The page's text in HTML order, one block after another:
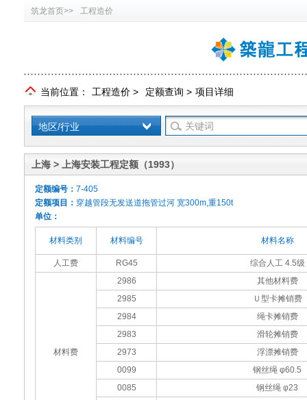
筑龙首页>> 工程造价
当前位置： 工程造价 > 定额查询 > 项目详细
地区/行业
上海 > 上海安装工程定额（1993）
定额编号： 7-405
定额项目： 穿越管段无发送道拖管过河 宽300m,重150t
单位：
材料类别 材料编号 材料名称
人工费 RG45 综合人工 4.5级
材料费
2986
其他材料费
2985
Ｕ型卡摊销费
2984
绳卡摊销费
2983
滑轮摊销费
2973
浮漂摊销费
0099
钢丝绳 φ60.5
0085
钢丝绳 φ23